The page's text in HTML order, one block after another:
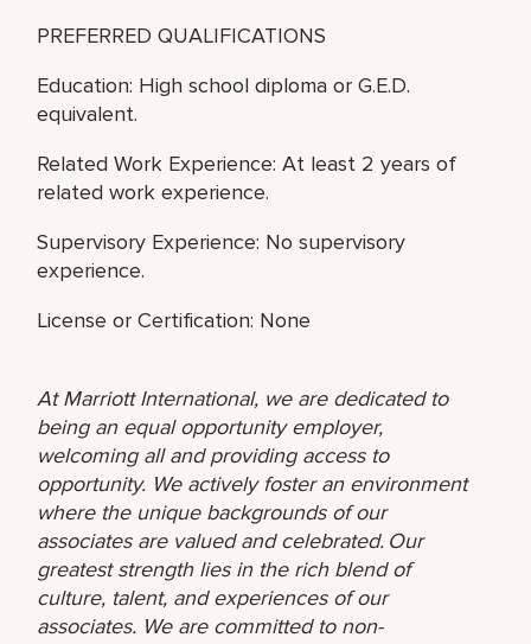
PREFERRED QUALIFICATIONS
Education: High school diploma or G.E.D.
equivalent.
Related Work Experience: At least 2 years of
related work experience.
Supervisory Experience: No supervisory
experience.
License or Certification: None
At Marriott International, we are dedicated to
being an equal opportunity employer,
welcoming all and providing access to
opportunity. We actively foster an environment
where the unique backgrounds of our
associates are valued and celebrated. Our
greatest strength lies in the rich blend of
culture, talent, and experiences of our
associates. We are committed to non-